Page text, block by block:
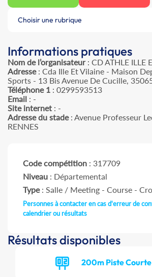
Choisir une rubrique
Informations pratiques
Nom de l’organisateur: CD ATHLE ILLE
Adresse: Cda Ille Et Vilaine - Maison
Sports - 13 Bis Avenue De Cucille,
Téléphone 1 : 0299593513
Email : -
Site internet : -
Adresse du stade: Avenue Professeur
RENNES
Code compétition : 317709
Niveau : Départemental
Type: Salle / Meeting - Course -
Personnes à contacter en cas d'erreur de
calendrier ou résultats
Résultats disponibles
200m Piste Courte